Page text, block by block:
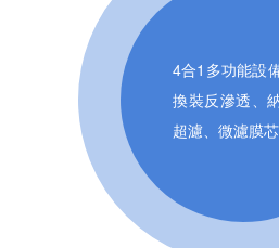
4合1多功能設
換裝反滲透、納
超濾、微濾膜芯